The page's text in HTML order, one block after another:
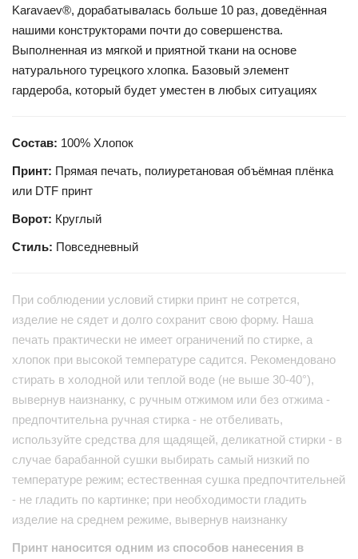
Karavaev®, дорабатывалась больше 10 раз, доведённая
нашими конструкторами почти до совершенства.
Выполненная из мягкой и приятной ткани на основе
натурального турецкого хлопка. Базовый элемент
гардероба, который будет уместен в любых ситуациях
Состав: 100% Хлопок
Принт: Прямая печать, полиуретановая объёмная плёнка
или DTF принт
Ворот: Круглый
Стиль: Повседневный
При соблюдении условий стирки принт не сотрется,
изделие не сядет и долго сохранит свою форму. Наша
печать практически не имеет ограничений по стирке, а
хлопок при высокой температуре садится. Рекомендовано
стирать в холодной или теплой воде (не выше 30-40°),
вывернув наизнанку, с ручным отжимом или без отжима -
предпочтительна ручная стирка - не отбеливать,
используйте средства для щадящей, деликатной стирки - в
случае барабанной сушки выбирать самый низкий по
температуре режим; естественная сушка предпочтительней
- не гладить по картинке; при необходимости гладить
изделие на среднем режиме, вывернув наизнанку
Принт наносится одним из способов нанесения в